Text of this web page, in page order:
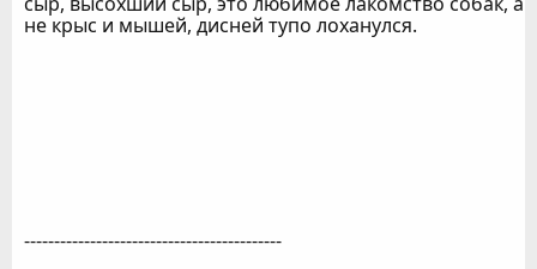
не крыс и мышей, дисней тупо лоханулся.
-------------------------------------------